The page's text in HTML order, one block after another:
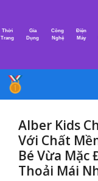
nội
Thời
Trang
Gia
Dụng
Công
Nghệ
Điện
Máy
Alber Kids
Với Chất
Bé Vừa Mặc
Thoải Mái